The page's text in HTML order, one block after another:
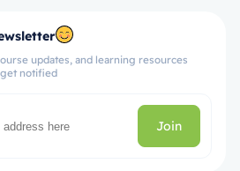
updates, and learning resources
notified
Join